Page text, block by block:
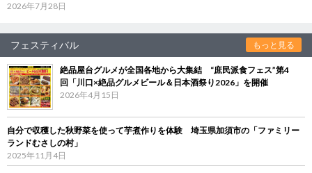
2026年7月28日
フェスティバル もっと見る
絶品屋台グルメが全国各地から大集結 “庶民派食フェス”第4
回「川口×絶品グルメビール＆日本酒祭り2026」を開催
2026年4月15日
自分で収穫した秋野菜を使って芋煮作りを体験 埼玉県加須市の「ファミリー
ランドむさしの村」
2025年11月4日